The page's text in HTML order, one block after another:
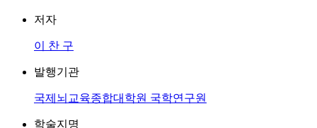
저자
이 찬 구
발행기관
국제뇌교육종합대학원 국학연구원
학술지명